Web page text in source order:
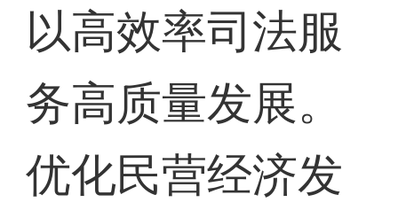
以高效率司法服
务高质量发展。
优化民营经济发